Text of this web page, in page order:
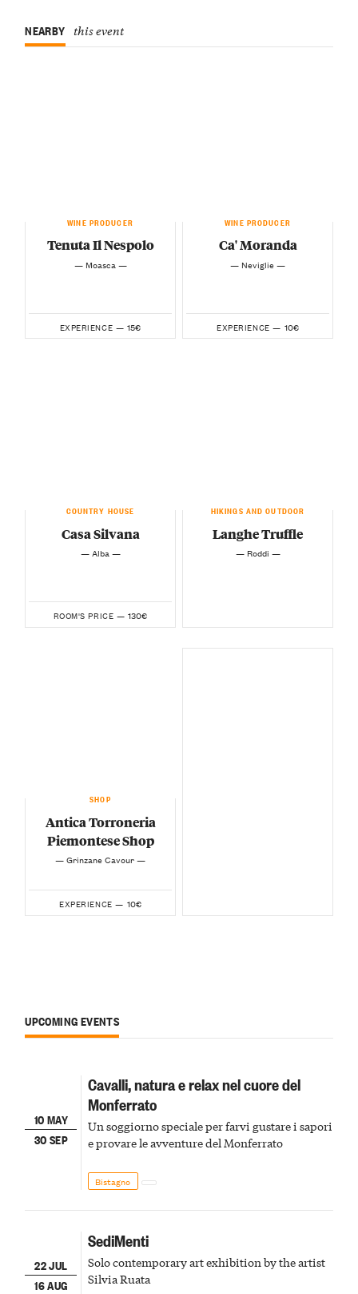
NEARBY this event
WINE PRODUCER
Tenuta Il Nespolo
— Moasca —
EXPERIENCE — 15€
WINE PRODUCER
Ca' Moranda
— Neviglie —
EXPERIENCE — 10€
COUNTRY HOUSE
Casa Silvana
— Alba —
ROOM'S PRICE — 130€
HIKINGS AND OUTDOOR
Langhe Truffle
— Roddi —
SHOP
Antica Torroneria
Piemontese Shop
— Grinzane Cavour —
EXPERIENCE — 10€
UPCOMING EVENTS
10 MAY
30 SEP
Cavalli, natura e relax nel cuore del
Monferrato
Un soggiorno speciale per farvi gustare i sapori
e provare le avventure del Monferrato
Bistagno
22 JUL
16 AUG
SediMenti
Solo contemporary art exhibition by the artist
Silvia Ruata